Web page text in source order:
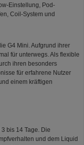
Einstellung, Pod-
Coil-System und
G4 Mini. Aufgrund ihrer
für unterwegs. Als flexible
ihren besonders
für erfahrene Nutzer
einem kräftigen
bis 14 Tage. Die
und dem Liquid